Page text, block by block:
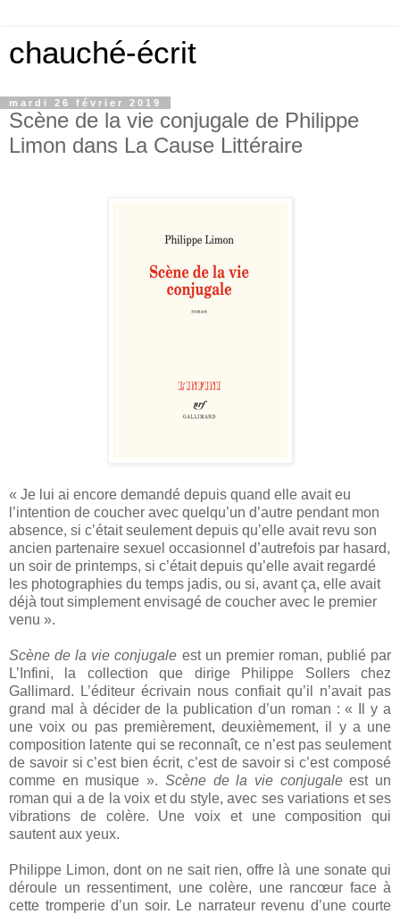
chauché-écrit
mardi 26 février 2019
Scène de la vie conjugale de Philippe
Limon dans La Cause Littéraire
« Je lui ai encore demandé depuis quand elle avait eu
l’intention de coucher avec quelqu’un d’autre pendant mon
absence, si c’était seulement depuis qu’elle avait revu son
ancien partenaire sexuel occasionnel d’autrefois par hasard,
un soir de printemps, si c’était depuis qu’elle avait regardé
les photographies du temps jadis, ou si, avant ça, elle avait
déjà tout simplement envisagé de coucher avec le premier
venu ».
Scène de la vie conjugale est un premier roman, publié par
L’Infini, la collection que dirige Philippe Sollers chez
Gallimard. L’éditeur écrivain nous confiait qu’il n’avait pas
grand mal à décider de la publication d’un roman : « Il y a
une voix ou pas premièrement, deuxièmement, il y a une
composition latente qui se reconnaît, ce n’est pas seulement
de savoir si c’est bien écrit, c’est de savoir si c’est composé
comme en musique ». Scène de la vie conjugaleest un
roman qui a de la voix et du style, avec ses variations et ses
vibrations de colère. Une voix et une composition qui
sautent aux yeux.
Philippe Limon, dont on ne sait rien, offre là une sonate qui
déroule un ressentiment, une colère, une rancœur face à
cette tromperie d’un soir. Le narrateur revenu d’une courte